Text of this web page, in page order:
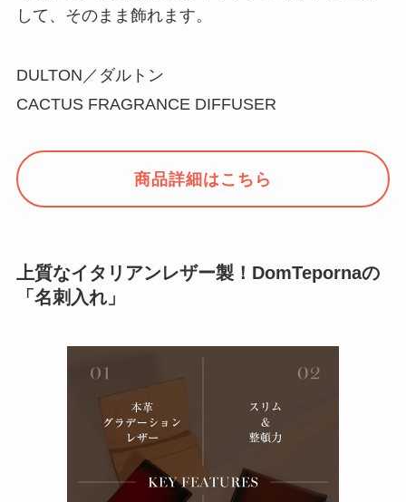
して、そのまま飾れます。
DULTON／ダルトン
CACTUS FRAGRANCE DIFFUSER
商品詳細はこちら
上質なイタリアンレザー製！DomTepornaの
「名刺入れ」